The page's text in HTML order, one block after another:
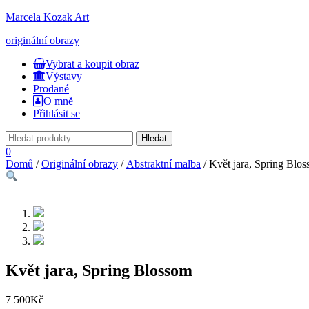
Marcela Kozak Art
originální obrazy
Přepnout
navigaci
Vybrat a koupit obraz
Výstavy
Prodané
O mně
Přihlásit se
0
Domů /Originální obrazy / Abstraktní malba / Květ jara, Spring
Květ jara, Spring Blossom
7 500Kč